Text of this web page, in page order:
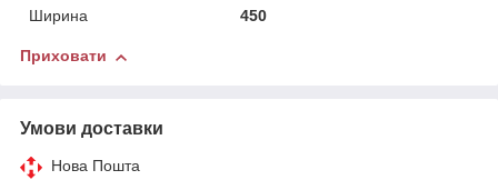
Ширина 450
Приховати
Умови доставки
Нова Пошта